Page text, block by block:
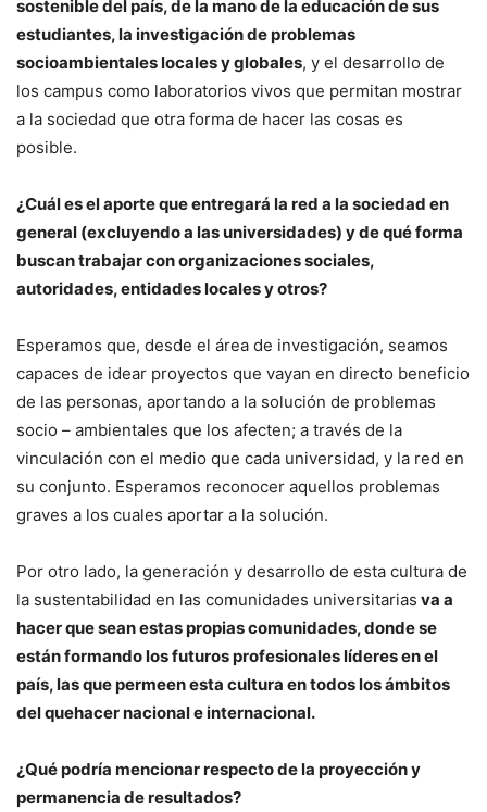
sostenible del país, de la mano de la educación de sus
estudiantes, la investigación de problemas
socioambientales locales y globales, y el desarrollo de
los campus como laboratorios vivos que permitan mostrar
a la sociedad que otra forma de hacer las cosas es
posible.
¿Cuál es el aporte que entregará la red a la sociedad en
general (excluyendo a las universidades) y de qué forma
buscan trabajar con organizaciones sociales,
autoridades, entidades locales y otros?
Esperamos que, desde el área de investigación, seamos
capaces de idear proyectos que vayan en directo beneficio
de las personas, aportando a la solución de problemas
socio – ambientales que los afecten; a través de la
vinculación con el medio que cada universidad, y la red en
su conjunto. Esperamos reconocer aquellos problemas
graves a los cuales aportar a la solución.
Por otro lado, la generación y desarrollo de esta cultura de
la sustentabilidad en las comunidades universitarias va a
hacer que sean estas propias comunidades, donde se
están formando los futuros profesionales líderes en el
país, las que permeen esta cultura en todos los ámbitos
del quehacer nacional e internacional.
¿Qué podría mencionar respecto de la proyección y
permanencia de resultados?